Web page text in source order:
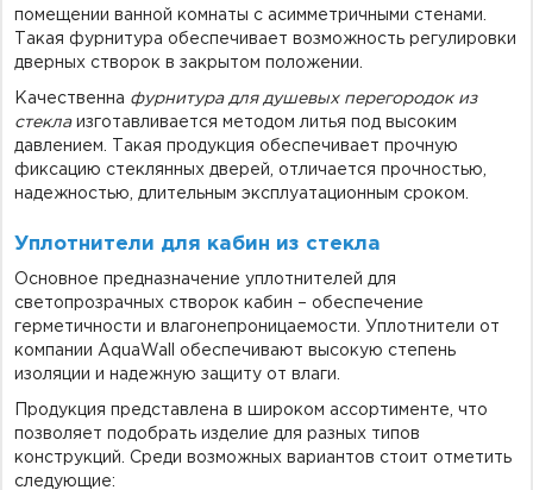
помещении ванной комнаты с асимметричными стенами.
Такая фурнитура обеспечивает возможность регулировки
дверных створок в закрытом положении.
Качественна фурнитура для душевых перегородок из
стекла изготавливается методом литья под высоким
давлением. Такая продукция обеспечивает прочную
фиксацию стеклянных дверей, отличается прочностью,
надежностью, длительным эксплуатационным сроком.
Уплотнители для кабин из стекла
Основное предназначение уплотнителей для
светопрозрачных створок кабин – обеспечение
герметичности и влагонепроницаемости. Уплотнители от
компании AquaWall обеспечивают высокую степень
изоляции и надежную защиту от влаги.
Продукция представлена в широком ассортименте, что
позволяет подобрать изделие для разных типов
конструкций. Среди возможных вариантов стоит отметить
следующие: